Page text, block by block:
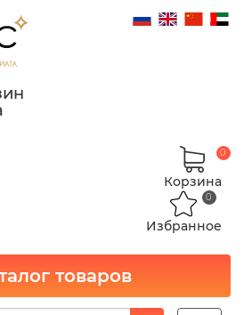
Корзина
0
Избранное
0
товаров